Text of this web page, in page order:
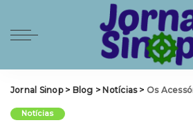
Jornal Sinop> Blog > Notícias> Os
Notícias